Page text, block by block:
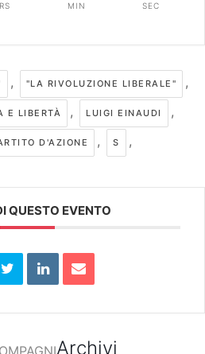
MIN SEC
, "LA RIVOLUZIONE LIBERALE" ,
E LIBERTÀ , LUIGI EINAUDI ,
D'AZIONE , S ,
QUESTO EVENTO
Archivi